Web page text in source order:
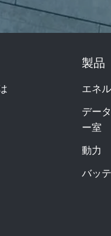
製品
エネ
デー
ー室
動力
バッ